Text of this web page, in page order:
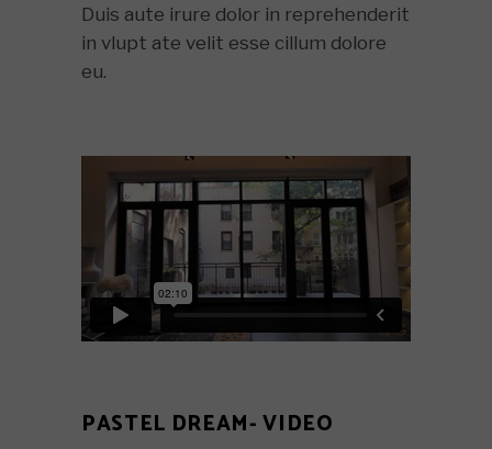
Duis aute irure dolor in reprehenderit
in vlupt ate velit esse cillum dolore
eu.
PASTEL DREAM- VIDEO